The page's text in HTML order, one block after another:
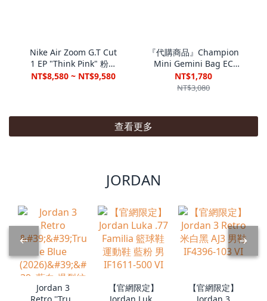
Nike Air Zoom G.T Cut
1 EP "Think Pink" 粉紅
色 實戰籃球鞋 男鞋
NT$8,580 ~ NT$9,580
『代購商品』Champion
Mini Gemini Bag EC
SS25 經典復古 雙肩包
U5CACPU06
NT$1,780
NT$3,080
查看更多
JORDAN
Jordan 3
【官網限定】
【官網限定】